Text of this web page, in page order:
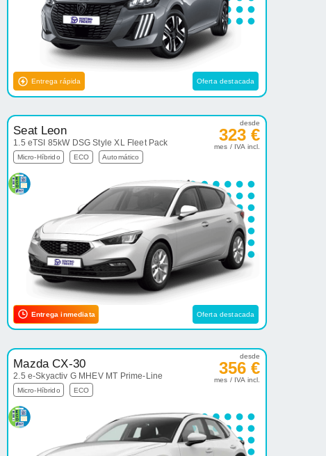
Entrega rápida Oferta destacada
Seat Leon
1.5 eTSI 85kW DSG Style XL Fleet Pack
Micro-Híbrido ECO Automático
desde
323 €
mes / IVA incl.
Entrega inmediata Oferta destacada
Mazda CX-30
2.5 e-Skyactiv G MHEV MT Prime-Line
Micro-Híbrido ECO
desde
356 €
mes / IVA incl.